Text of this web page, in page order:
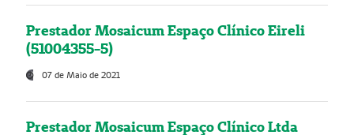
Prestador Mosaicum Espaço Clínico Eireli
(51004355-5)
07 de Maio de 2021
Prestador Mosaicum Espaço Clínico Ltda